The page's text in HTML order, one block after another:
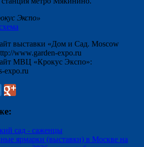
Экспо»
выставки «Дом и Сад. Moscow
www.garden-expo.ru
МВЦ «Крокус Экспо»:
expo.ru
сад - саженцы
ярмарки (выставки) в Москве на